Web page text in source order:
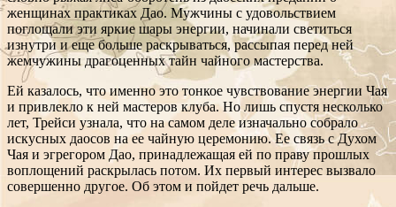
женщинах практиках Дао. Мужчины с удовольствием
поглощали эти яркие шары энергии, начинали светиться
изнутри и еще больше раскрываться, рассыпая перед ней
жемчужины драгоценных тайн чайного мастерства.
Ей казалось, что именно это тонкое чувствование энергии Чая
и привлекло к ней мастеров клуба. Но лишь спустя несколько
лет, Трейси узнала, что на самом деле изначально собрало
искусных даосов на ее чайную церемонию. Ее связь с Духом
Чая и эгрегором Дао, принадлежащая ей по праву прошлых
воплощений раскрылась потом. Их первый интерес вызвало
совершенно другое. Об этом и пойдет речь дальше.